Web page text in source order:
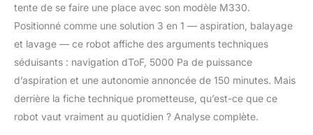
tente de se faire une place avec son modèle M330.
Positionné comme une solution 3 en 1 — aspiration, balayage
et lavage — ce robot affiche des arguments techniques
séduisants : navigation dToF, 5000 Pa de puissance
d’aspiration et une autonomie annoncée de 150 minutes. Mais
derrière la fiche technique prometteuse, qu’est-ce que ce
robot vaut vraiment au quotidien ? Analyse complète.